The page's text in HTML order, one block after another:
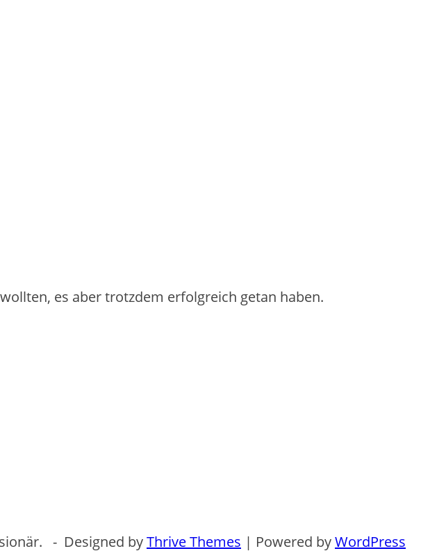
es aber trotzdem erfolgreich getan haben.
- Designed byThrive Themes | Powered byWordPress